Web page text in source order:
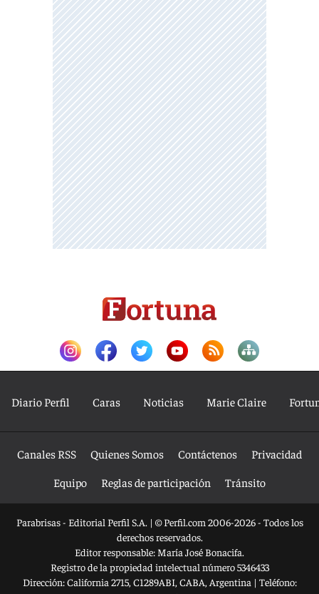
Diario Perfil Caras Noticias Marie Claire
Canales RSS Quienes Somos Contáctenos
Privacidad
Equipo
Reglas de participación Tránsito
Parabrisas - Editorial Perfil S.A. | © Perfil.com 2006-2026 - Todos los
derechos reservados.
Editor responsable: María José Bonacifa.
Registro de la propiedad intelectual número 5346433
Dirección:California 2715, C1289ABI, CABA, Argentina | Teléfono: